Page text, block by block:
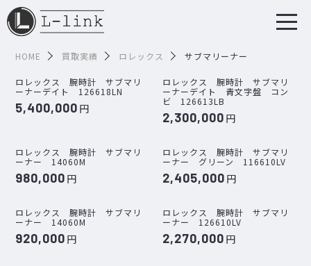
HOME 買取実績 ロレックス サブマリーナー
ロレックス 腕時計 サブマリ
ーナーデイト 126618LN
5,400,000 円
ロレックス 腕時計 サブマリ
ーナーデイト 青文字盤 コン
ビ 126613LB
2,300,000 円
ロレックス 腕時計 サブマリ
ーナー 14060M
980,000 円
ロレックス 腕時計 サブマリ
ーナー グリーン 116610LV
2,405,000 円
ロレックス 腕時計 サブマリ
ーナー 14060M
920,000 円
ロレックス 腕時計 サブマリ
ーナー 126610LV
2,270,000 円